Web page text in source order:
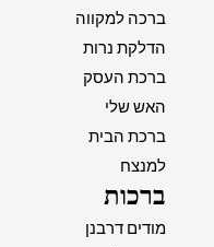
ברכה למקווה
הדלקת נרות
ברכת העסק
האש שלי
ברכת הבית
למנצח
ברכות
מודים דרבנן